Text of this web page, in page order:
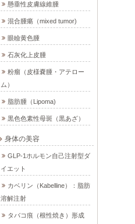
懸垂性皮膚線維腫
混合腫瘍（mixed tumor)
眼瞼黄色腫
石灰化上皮腫
粉瘤（皮様嚢腫・アテロー
ム）
脂肪腫（Lipoma)
黒色色素性母斑（黒あざ）
身体の美容
GLP-1ホルモン自己注射型ダ
イエット
カベリン（Kabelline）：脂肪
溶解注射
タバコ痕（根性焼き）形成